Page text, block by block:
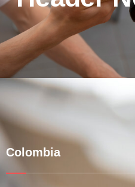
Colombia